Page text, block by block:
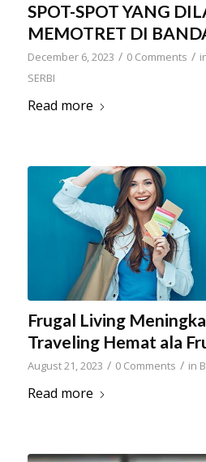
SPOT-SPOT YANG
MEMOTRET DI
December 6, 2023 / 0 Comments /
SERBI
Read more
Frugal Living
Traveling Hemat ala
August 21, 2023 / 0 Comments / in
Read more